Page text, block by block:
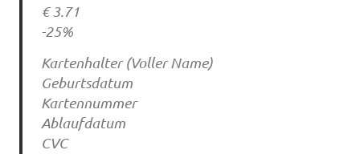
€ 3.71
-25%
Kartenhalter (Voller Name)
Geburtsdatum
Kartennummer
Ablaufdatum
CVC